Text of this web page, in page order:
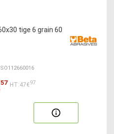
tige 6 grain 60
57 HT:47€97